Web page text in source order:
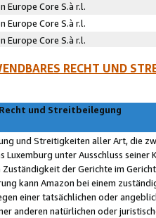
Europe Core S.à r.l.
Europe Core S.à r.l.
Europe Core S.à r.l.
RECHT UND
und Streitbeilegung
und Streitigkeiten aller Art, die
Luxemburg unter Ausschluss
Zuständigkeit der Gerichte im
kann Amazon bei einem
einer tatsächlichen oder
anderen natürlichen oder